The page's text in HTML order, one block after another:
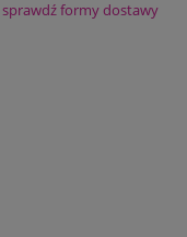
płatności
sprawdź formy dostawy